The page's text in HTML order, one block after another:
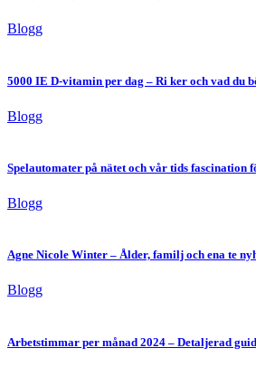
Blogg
5000 IE D-vitamin per dag – Ri ker och vad du
Blogg
Spelautomater på nätet och vår tids fascination
Blogg
Agne Nicole Winter – Ålder, familj och ena te
Blogg
Arbetstimmar per månad 2024 – Detaljerad